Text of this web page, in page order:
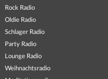
Rock Radio
Oldie Radio
Schlager Radio
Party Radio
Lounge Radio
Weihnachtsradio